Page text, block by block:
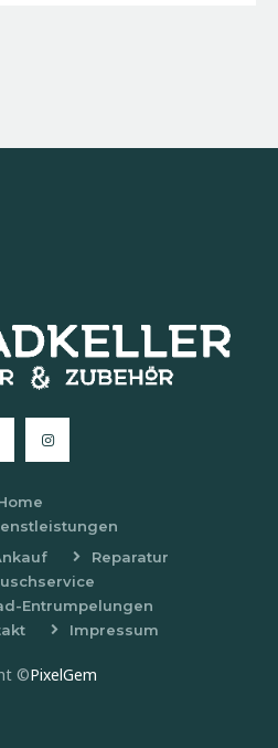
Reparatur
Entrumpelungen
Impressum
©PixelGem